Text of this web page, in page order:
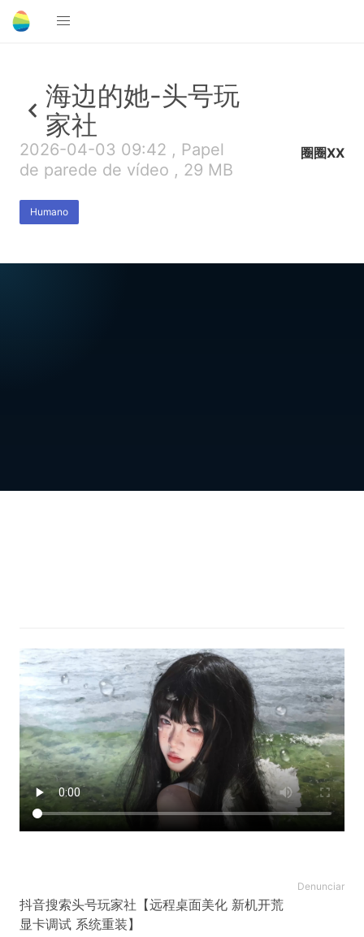
海边的她-头号玩
家社
2026-04-03 09:42 , Papel
de parede de vídeo , 29 MB
Humano
圈圈XX
Denunciar
抖音搜索头号玩家社【远程桌面美化 新机开荒